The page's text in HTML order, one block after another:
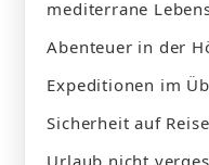
mediterrane
Abenteuer in der
Expeditionen im
Sicherheit auf